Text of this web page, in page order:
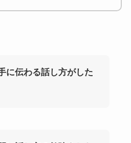
に伝わる話し方がした